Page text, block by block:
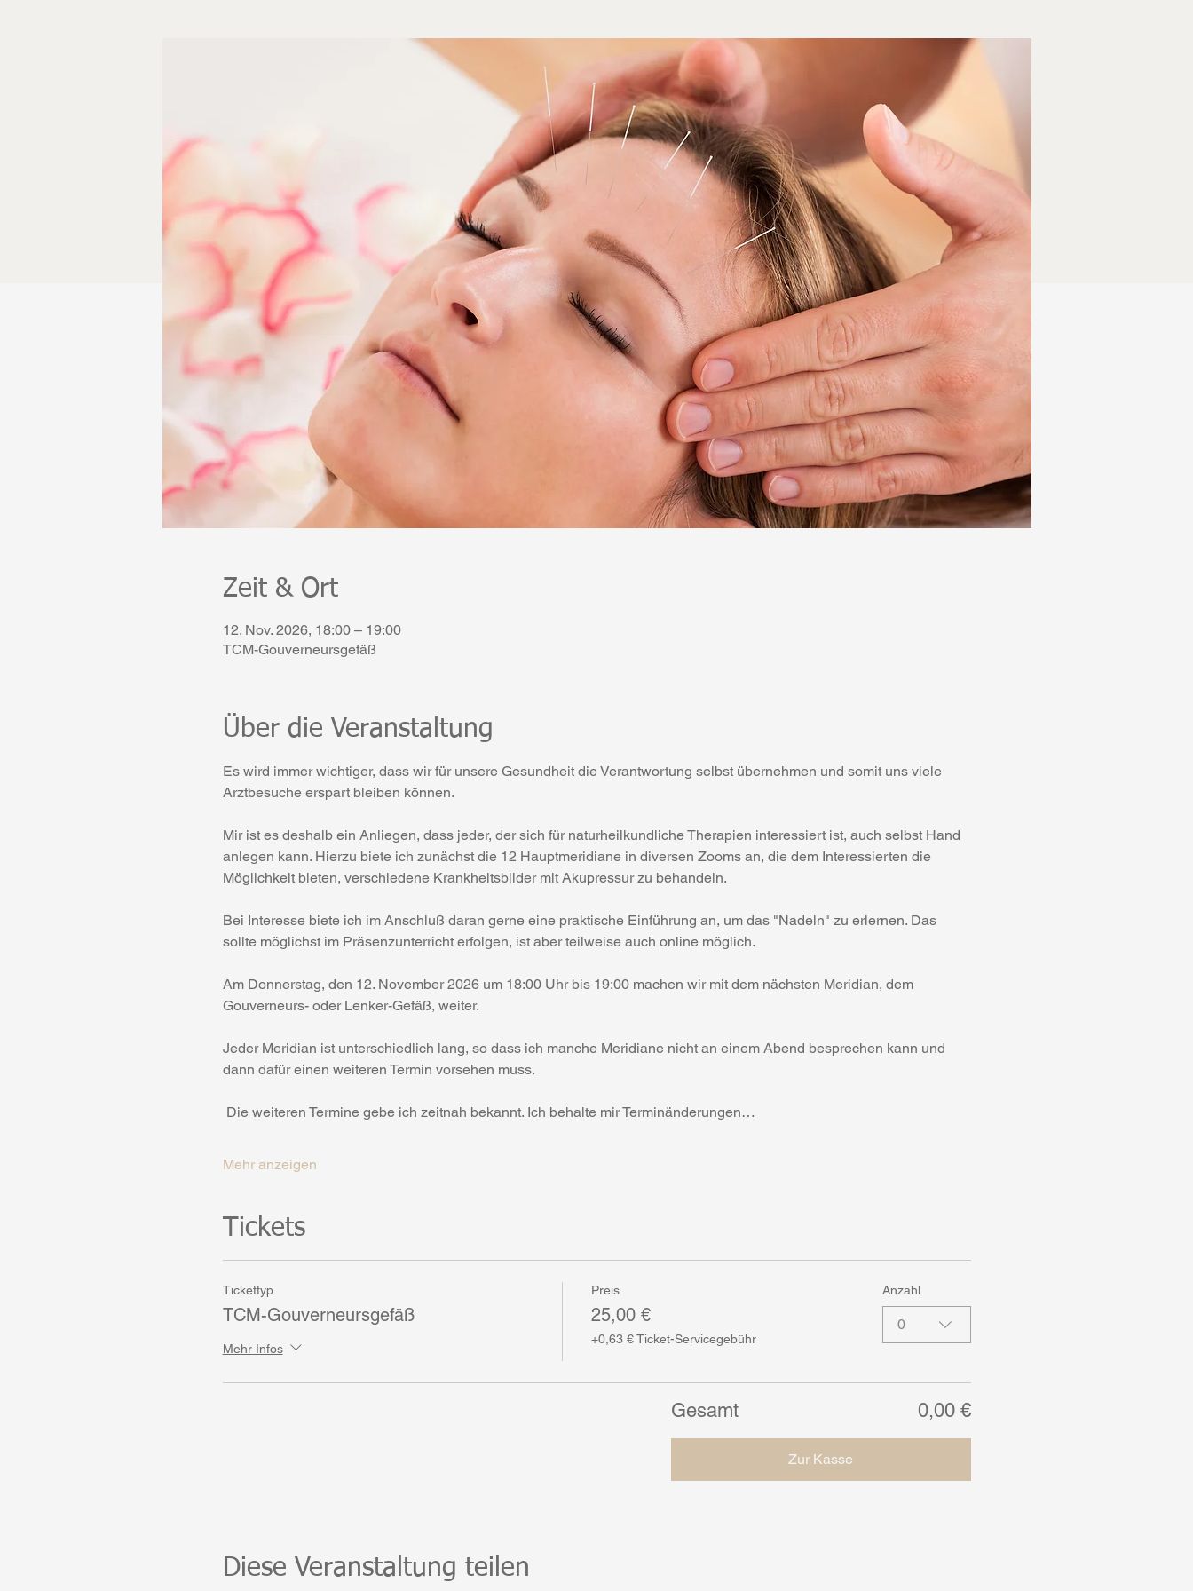
Zeit & Ort
12. Nov. 2026, 18:00 – 19:00
TCM-Gouverneursgefäß
Über die Veranstaltung
Es wird immer wichtiger, dass wir für unsere Gesundheit die Verantwortung selbst übernehmen und somit uns viele
Arztbesuche erspart bleiben können.
Mir ist es deshalb ein Anliegen, dass jeder, der sich für naturheilkundliche Therapien interessiert ist, auch selbst Hand
anlegen kann. Hierzu biete ich zunächst die 12 Hauptmeridiane in diversen Zooms an, die dem Interessierten die
Möglichkeit bieten, verschiedene Krankheitsbilder mit Akupressur zu behandeln.
Bei Interesse biete ich im Anschluß daran gerne eine praktische Einführung an, um das "Nadeln" zu erlernen. Das
sollte möglichst im Präsenzunterricht erfolgen, ist aber teilweise auch online möglich.
Am Donnerstag, den 12. November 2026 um 18:00 Uhr bis 19:00 machen wir mit dem nächsten Meridian, dem
Gouverneurs- oder Lenker-Gefäß, weiter.
Jeder Meridian ist unterschiedlich lang, so dass ich manche Meridiane nicht an einem Abend besprechen kann und
dann dafür einen weiteren Termin vorsehen muss.
Die weiteren Termine gebe ich zeitnah bekannt. Ich behalte mir Terminänderungen…
Mehr anzeigen
Tickets
Tickettyp
TCM-Gouverneursgefäß
Mehr Infos
Preis
25,00 €
+0,63 € Ticket-Servicegebühr
Anzahl
0
Gesamt 0,00 €
Zur Kasse
Diese Veranstaltung teilen